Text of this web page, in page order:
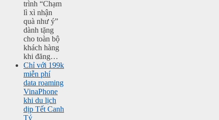
trình “Chạm
lì xì nhận
quà như ý”
dành tặng
cho toàn bộ
khách hàng
khi đăng…
Chỉ với 199k
miễn phí
data roaming
VinaPhone
khi du lịch
dịp Tết Canh
Tý